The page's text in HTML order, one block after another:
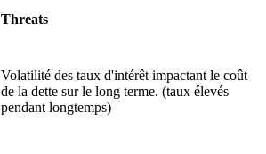
Threats
Volatilité des taux d'intérêt impactant le coût
de la dette sur le long terme. (taux élevés
pendant longtemps)